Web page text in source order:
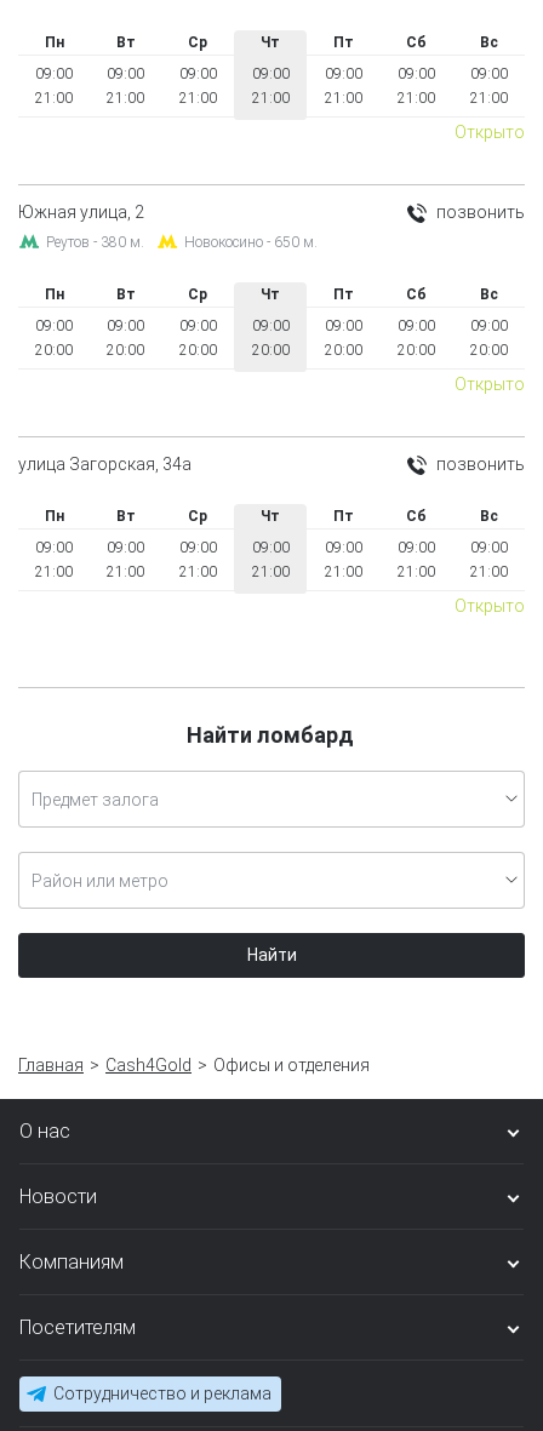
Пн Вт Ср Чт Пт Сб
Вс
09:00
21:00
09:00
21:00
09:00
21:00
09:00
21:00
09:00
21:00
09:00
21:00
09:00
21:00
Открыто
позвонить
Южная улица, 2
Реутов - 380 м. Новокосино - 650 м.
Пн Вт Ср Чт Пт Сб
Вс
09:00
20:00
09:00
20:00
09:00
20:00
09:00
20:00
09:00
20:00
09:00
20:00
09:00
20:00
Открыто
позвонить
улица Загорская, 34а
Пн Вт Ср Чт Пт Сб
Вс
09:00
21:00
09:00
21:00
09:00
21:00
09:00
21:00
09:00
21:00
09:00
21:00
09:00
21:00
Открыто
Найти ломбард
Предмет залога
Район или метро
Найти
Главная Cash4Gold Офисы и отделения
О нас
Новости
Компаниям
Посетителям
Сотрудничество и реклама